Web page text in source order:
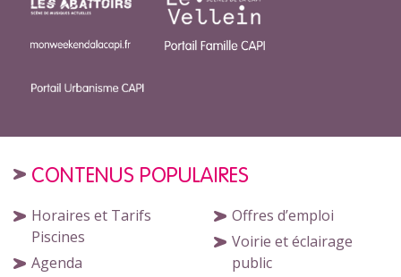
CONTENUS POPULAIRES
Horaires et Tarifs
Piscines
Agenda
Offres d’emploi
Voirie et éclairage
public